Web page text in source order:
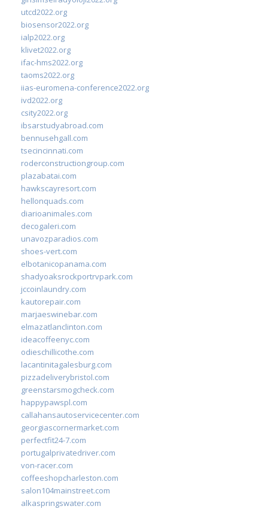
utcd2022.org
biosensor2022.org
ialp2022.org
klivet2022.org
ifac-hms2022.org
taoms2022.org
iias-euromena-conference2022.org
ivd2022.org
csity2022.org
ibsarstudyabroad.com
bennusehgall.com
tsecincinnati.com
roderconstructiongroup.com
plazabatai.com
hawkscayresort.com
hellonquads.com
diarioanimales.com
decogaleri.com
unavozparadios.com
shoes-vert.com
elbotanicopanama.com
shadyoaksrockportrvpark.com
jccoinlaundry.com
kautorepair.com
marjaeswinebar.com
elmazatlanclinton.com
ideacoffeenyc.com
odieschillicothe.com
lacantinitagalesburg.com
pizzadeliverybristol.com
greenstarsmogcheck.com
happypawspl.com
callahansautoservicecenter.com
georgiascornermarket.com
perfectfit24-7.com
portugalprivatedriver.com
von-racer.com
coffeeshopcharleston.com
salon104mainstreet.com
alkaspringswater.com